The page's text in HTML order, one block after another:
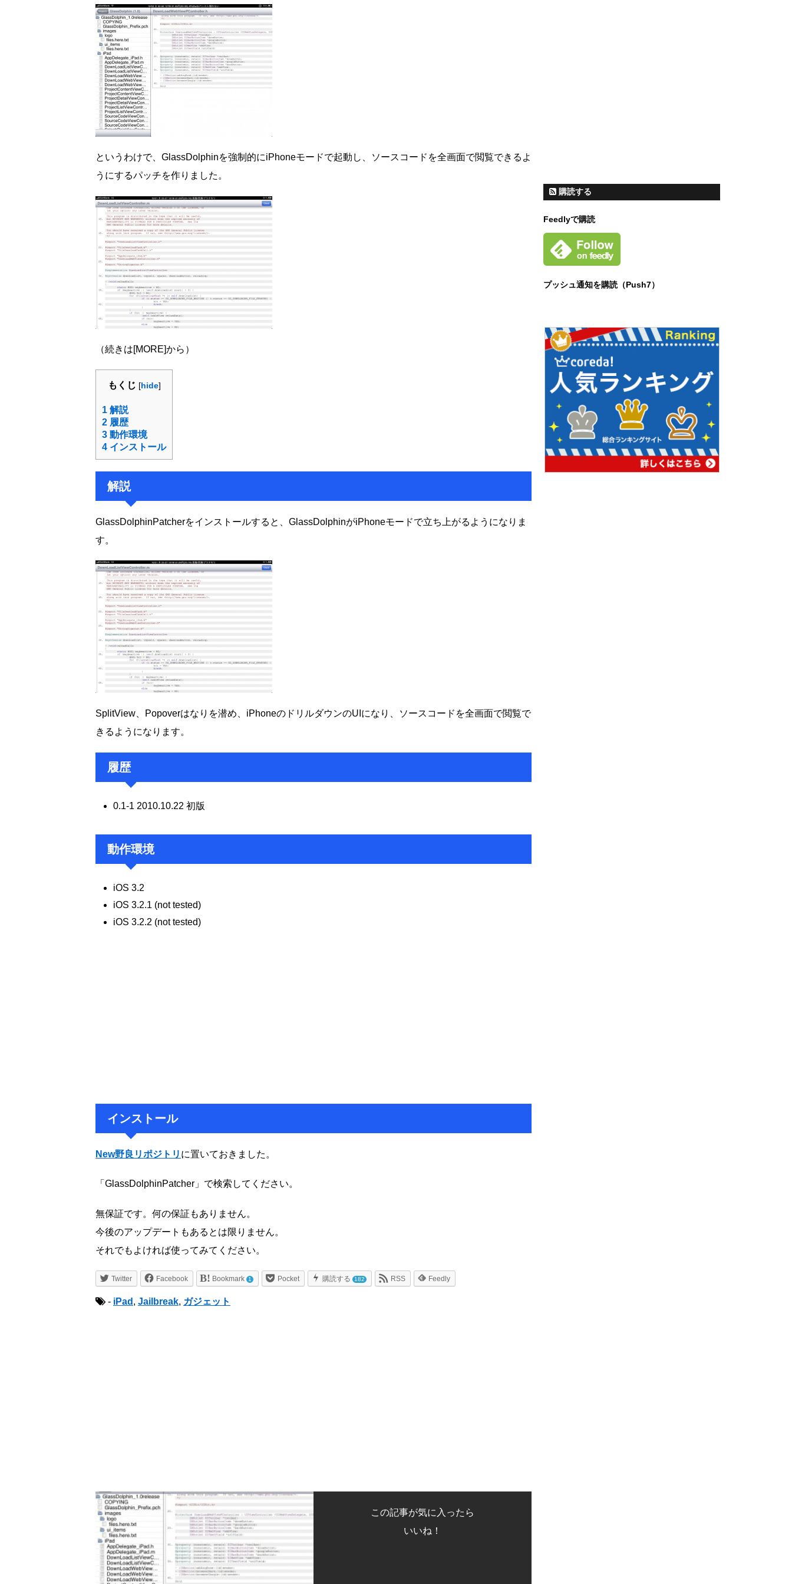
というわけで、GlassDolphinを強制的にiPhoneモードで起動し、ソースコードを全画面で閲覧できるよ
うにするパッチを作りました。
（続きは[MORE]から）
もくじ [hide]
1 解説
2 履歴
3 動作環境
4 インストール
解説
GlassDolphinPatcherをインストールすると、GlassDolphinがiPhoneモードで立ち上がるようになりま
す。
SplitView、Popoverはなりを潜め、iPhoneのドリルダウンのUIになり、ソースコードを全画面で閲覧で
きるようになります。
履歴
0.1-1 2010.10.22 初版
動作環境
iOS 3.2
iOS 3.2.1 (not tested)
iOS 3.2.2 (not tested)
インストール
New野良リポジトリ に置いておきました。
「GlassDolphinPatcher」で検索してください。
無保証です。何の保証もありません。
今後のアップデートもあるとは限りません。
それでもよければ使ってみてください。
Twitter Facebook Bookmark 1 Pocket 購読する 182 RSS Feedly
- iPad , Jailbreak, ガジェット
この記事が気に入ったら
いいね！
購読する
Feedlyで購読
プッシュ通知を購読（Push7）